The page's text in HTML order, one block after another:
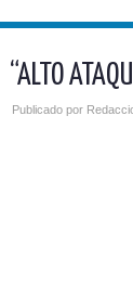
“ALTO
Publicado por